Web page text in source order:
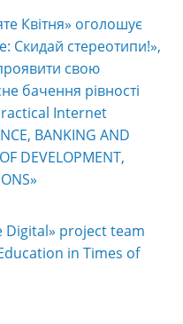
Квітня» оголошує
Скидай стереотипи!»,
свою
бачення рівності
Internet
BANKING AND
DEVELOPMENT,
Digital» project team
in Times of